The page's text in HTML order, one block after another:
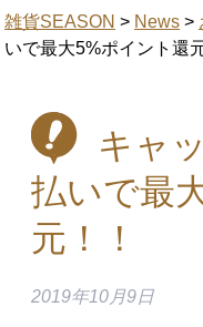
雑貨SEASON > News >
いで最大5%ポイント還
キャ
払いで最
元！！
2019年10月9日